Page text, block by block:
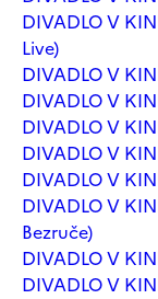
DIVADLO V
Live)
DIVADLO V
DIVADLO V
DIVADLO V
DIVADLO V
DIVADLO V
DIVADLO V
Bezruče)
DIVADLO V
DIVADLO V